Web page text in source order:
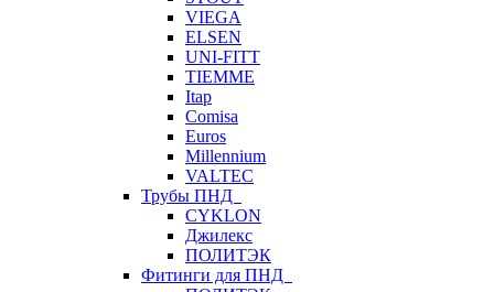
VIEGA
ELSEN
UNI-FITT
TIEMME
Itap
Comisa
Euros
Millennium
VALTEC
Трубы ПНД
CYKLON
Джилекс
ПОЛИТЭК
Фитинги для ПНД